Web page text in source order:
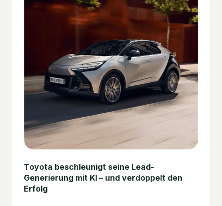
Toyota beschleunigt seine Lead-
Generierung mit KI – und verdoppelt den
Erfolg